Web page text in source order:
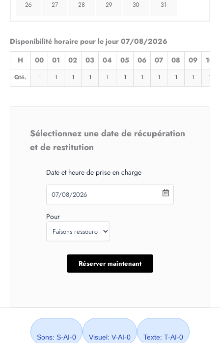
26 27 28 29 30 31
Disponibilité horaire pour le jour 07/08/2026
H 00 01 02 03 04 05 06 07 08 09 10
Qté. 1 1 1 1 1 1 1 1 1 1 1
Sélectionnez une date de récupération
et de restitution
Date et heure de prise en charge
Pour
Sons: S-AI-0 Visuel: V-AI-0 Texte: T-AI-0